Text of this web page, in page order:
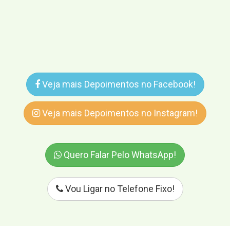
Veja mais Depoimentos no Facebook!
Veja mais Depoimentos no Instagram!
Quero Falar Pelo WhatsApp!
Vou Ligar no Telefone Fixo!